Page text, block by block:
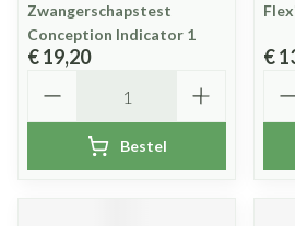
Zwangerschapstest
Conception Indicator 1
€ 19,20
Bestel
€